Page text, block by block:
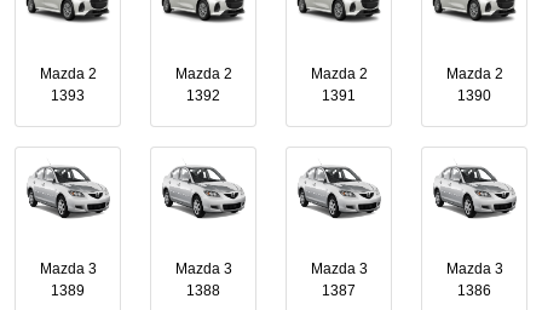
Mazda 2
1390
Mazda 2
1391
Mazda 2
1392
Mazda 2
1393
Mazda 3
1386
Mazda 3
1387
Mazda 3
1388
Mazda 3
1389